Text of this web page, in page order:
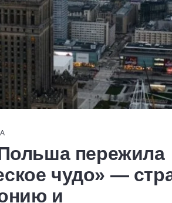
пережила
чудо» —
и